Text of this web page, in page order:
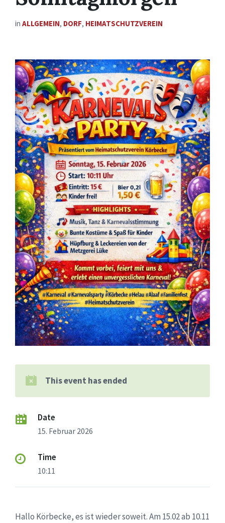
in ALLGEMEIN, DORF, HEIMATSCHUTZVEREIN
This event has ended
Date
15. Februar 2026
Time
10:11
Hallo Körbecke, es ist wieder soweit. Am 15.02 ab 10.11